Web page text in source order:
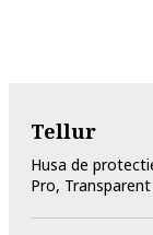
Tellur
Husa de
Pro, Transparent